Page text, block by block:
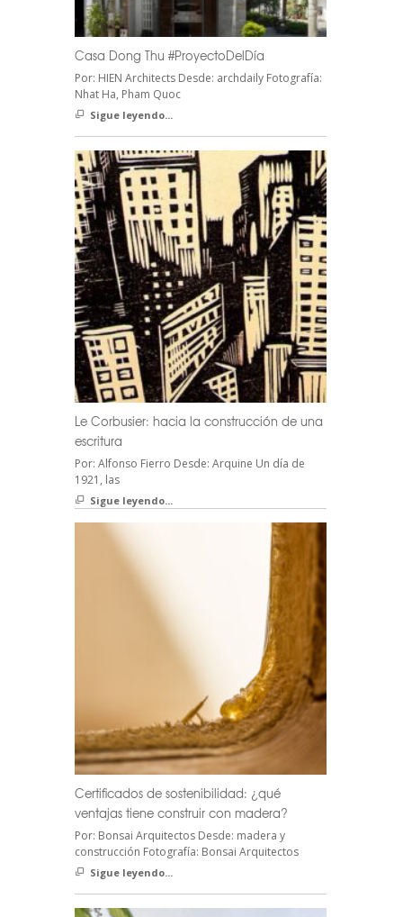
Casa Dong Thu #ProyectoDelDía
Por: HIEN Architects Desde: archdaily Fotografía:
Nhat Ha, Pham Quoc
Sigue leyendo...
Le Corbusier: hacia la construcción de una
escritura
Por: Alfonso Fierro Desde: Arquine Un día de
1921, las
Sigue leyendo...
Certificados de sostenibilidad: ¿qué
ventajas tiene construir con madera?
Por: Bonsai Arquitectos Desde: madera y
construcción Fotografía: Bonsai Arquitectos
Sigue leyendo...